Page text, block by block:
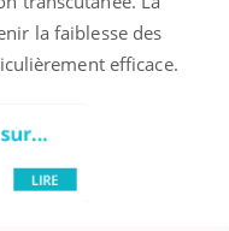
la faiblesse des
efficace.